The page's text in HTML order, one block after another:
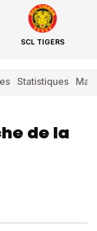
SCL TIGERS
Statistiques
de la